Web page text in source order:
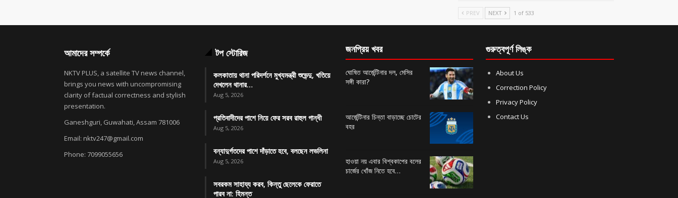
PREV NEXT 1 of 533
আমাদের সম্পর্কে
NKTV PLUS, a satellite TV news channel,
brings you news with uncompromising
clarity of factual correctness and stylish
presentation.
Ganeshguri, Guwahati, Assam 781006
Email: nktv247@gmail.com
Phone: 7099055656
টপ স্টোরিজ
কলকাতায় থানা পরিদর্শনে মুখ্যমন্ত্রী শুভেন্দু, খতিয়ে
দেখলেন থানার…
Aug 5, 2026
প্রতিবাদীদের পাশে নিয়ে ফের সরব রাহুল গান্ধী
Aug 5, 2026
বন্যাদুর্গতদের পাশে দাঁড়াতে হবে, বলছেন লভলিনা
Aug 5, 2026
সবরকম সাহায্য করব, কিন্তু ছেলেকে ফেরাতে
পারব না: হিমন্ত
জনপ্রিয় খবর
ঘোষিত আর্জেন্টিনার দল, মেসির
সঙ্গী কারা?
আর্জেন্টিনার চিন্তা বাড়াচ্ছে চোটের
বহর
হাওয়া নয় এবার বিশ্বকাপের বলের
চার্জের খোঁজ নিতে হবে…
গুরুত্বপূর্ণ লিঙ্ক
About Us
Correction Policy
Privacy Policy
Contact Us